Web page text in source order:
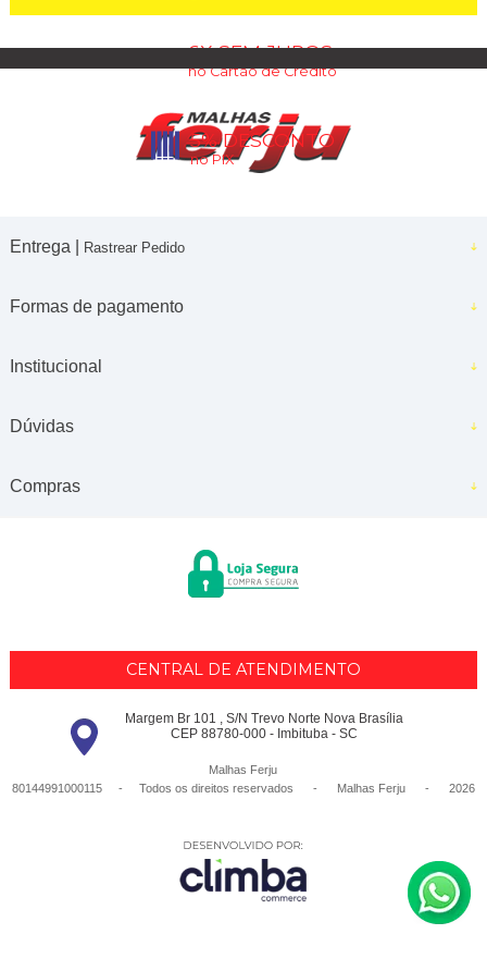
6X SEM JUROS
no Cartão de Crédito
5% DESCONTO
no PIX
Entrega | Rastrear Pedido
Formas de pagamento
Institucional
Dúvidas
Compras
CENTRAL DE ATENDIMENTO
Margem Br 101 , S/N Trevo Norte Nova Brasília
CEP 88780-000 - Imbituba - SC
Malhas Ferju
80144991000115 - Todos os direitos reservados
- Malhas Ferju - 2026